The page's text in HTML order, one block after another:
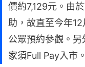
價約7,129元。由
助，故直至今年
公眾預約參觀。
家須Full Pay入市。